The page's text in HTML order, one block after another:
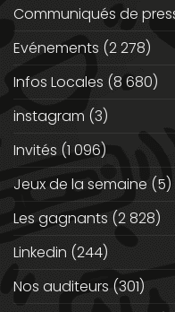
Communiqués de
Evénements (2 278)
Infos Locales (8 680)
instagram (3)
Invités (1 096)
Jeux de la semaine (5)
Les gagnants (2 828)
Linkedin (244)
Nos auditeurs (301)